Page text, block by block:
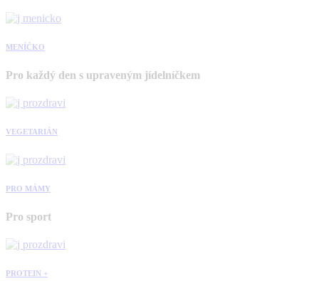
MENÍČKO
Pro každý den s upraveným jídelníčkem
VEGETARIÁN
PRO MÁMY
Pro sport
PROTEIN +